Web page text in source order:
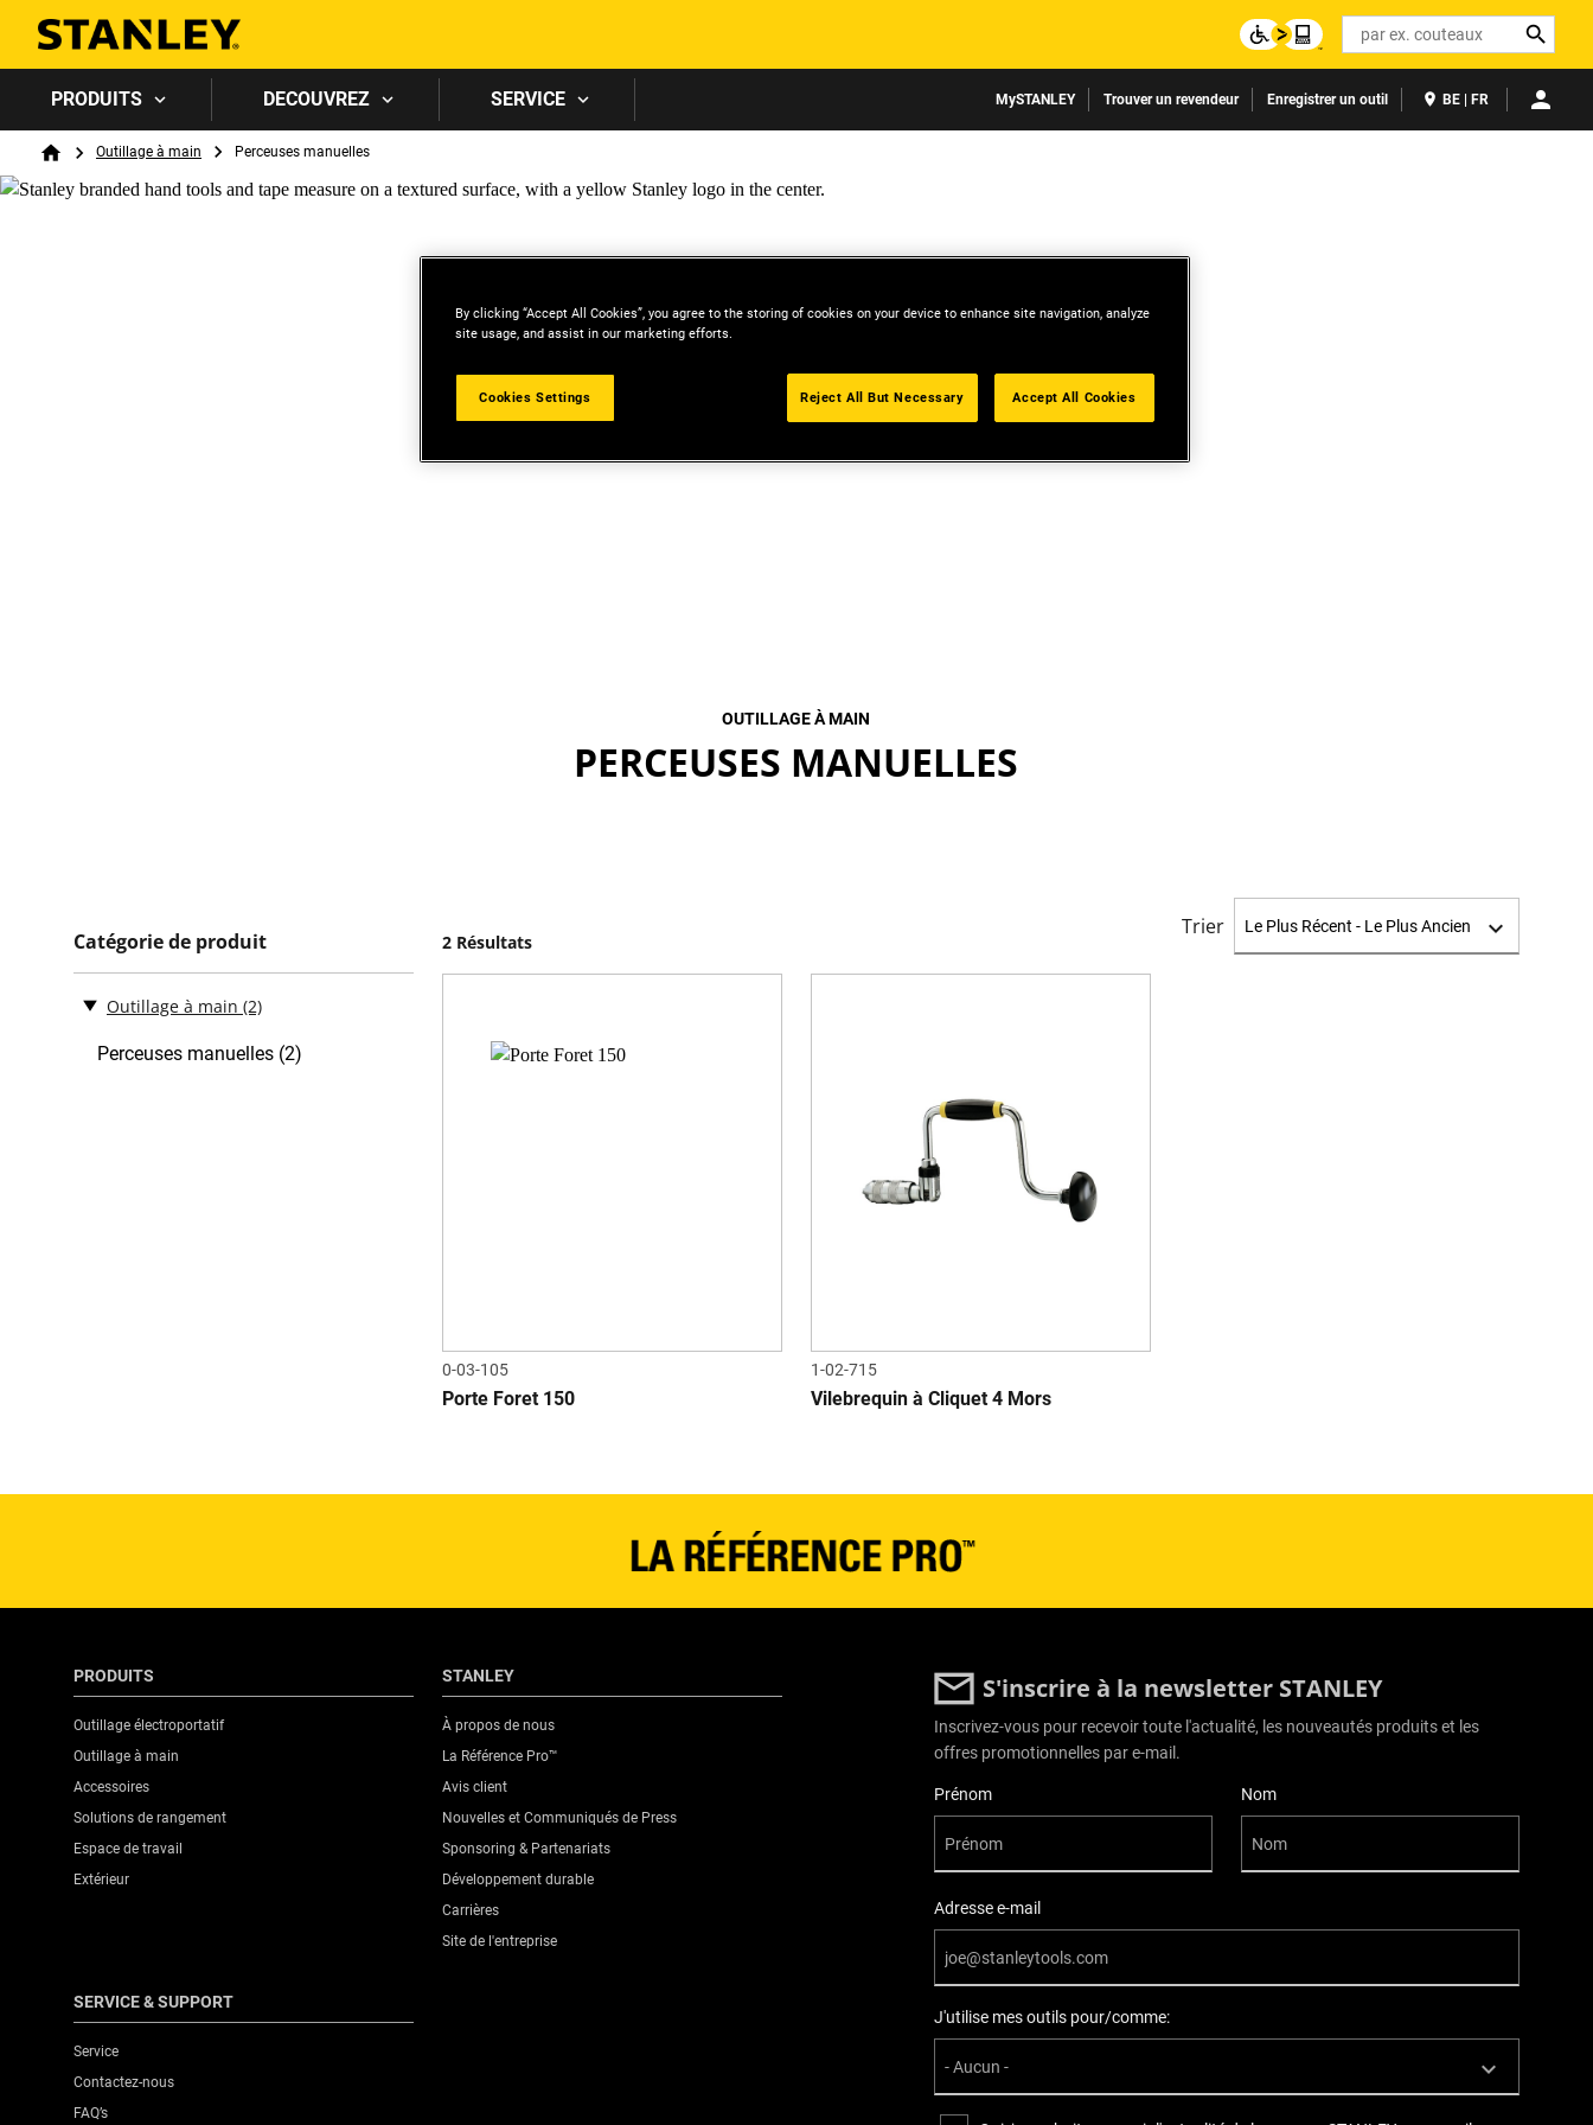
Search
PRODUITS DECOUVREZ SERVICE MySTANLEY Trouver un revendeur Enregistrer un outil BE | FR
Breadcrumb
HomeOutillage à main Perceuses manuelles
OUTILLAGE À MAIN
PERCEUSES MANUELLES
Catégorie de produit
Outillage à main (2)
Perceuses manuelles (2)
2 Résultats
Trier
0-03-105
Porte Foret 150
1-02-715
Vilebrequin à Cliquet 4 Mors
PRODUITS
Outillage électroportatif
Outillage à main
Accessoires
Solutions de rangement
Espace de travail
Extérieur
STANLEY
À propos de nous
La Référence Pro™
Avis client
Nouvelles et Communiqués de Press
Sponsoring & Partenariats
Développement durable
Carrières
Site de l'entreprise
SERVICE & SUPPORT
Service
Contactez-nous
FAQ’s
S'inscrire à la newsletter STANLEY
Inscrivez-vous pour recevoir toute l'actualité, les nouveautés produits et les
offres promotionnelles par e-mail.
User Details
Prénom Nom
Adresse e-mail
J'utilise mes outils pour/comme:
By clicking “Accept All Cookies”, you agree to the storing of cookies on your device to enhance site navigation, analyze
site usage, and assist in our marketing efforts.
Cookies Settings Reject All But Necessary Accept All Cookies